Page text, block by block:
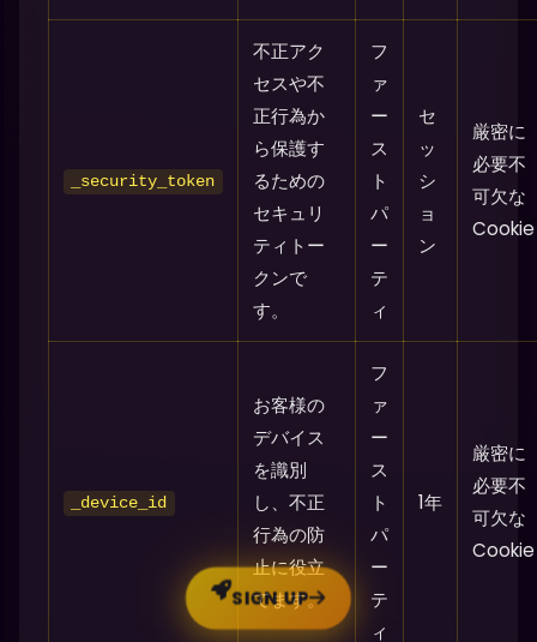
_security_token
不正アク
セスや不
正行為か
ら保護す
るための
セキュリ
ティトー
クンで
す。
フ
ァ
ー
ス
ト
パ
ー
テ
ィ
セ
ッ
シ
ョ
ン
厳密に
必要不
可欠な
Cookie
_device_id
お客様の
デバイス
を識別
し、不正
行為の防
止に役立
てます。
フ
ァ
ー
ス
ト
パ
ー
テ
ィ
1年
厳密に
必要不
可欠な
Cookie
SIGN UP